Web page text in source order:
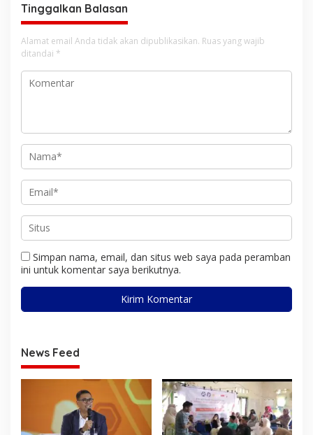
Tinggalkan Balasan
Alamat email Anda tidak akan dipublikasikan. Ruas yang wajib
ditandai *
Simpan nama, email, dan situs web saya pada peramban
ini untuk komentar saya berikutnya.
News Feed